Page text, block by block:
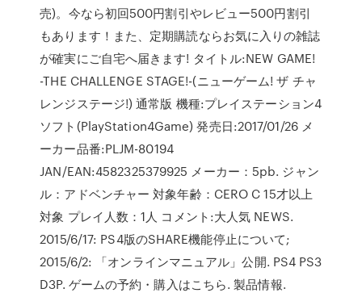
売)。今なら初回500円割引やレビュー500円割引
もあります！また、定期購読ならお気に入りの雑誌
が確実にご自宅へ届きます! タイトル:NEW GAME!
-THE CHALLENGE STAGE!-(ニューゲーム! ザ チャ
レンジステージ!) 通常版 機種:プレイステーション4
ソフト(PlayStation4Game) 発売日:2017/01/26 メ
ーカー品番:PLJM-80194
JAN/EAN:4582325379925 メーカー：5pb. ジャン
ル：アドベンチャー 対象年齢：CERO C 15才以上
対象 プレイ人数：1人 コメント:大人気 NEWS.
2015/6/17: PS4版のSHARE機能停止について;
2015/6/2: 「オンラインマニュアル」公開. PS4 PS3
D3P. ゲームの予約・購入はこちら. 製品情報.